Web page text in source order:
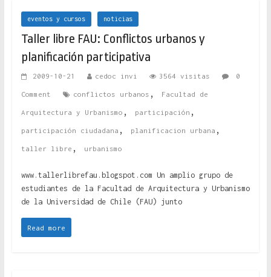
eventos y cursos noticias
Taller libre FAU: Conflictos urbanos y
planificación participativa
2009-10-21 cedoc invi 3564 visitas 0
Comment conflictos urbanos , Facultad de
Arquitectura y Urbanismo , participación ,
participación ciudadana , planificacion urbana ,
taller libre , urbanismo
www.tallerlibrefau.blogspot.com Un amplio grupo de
estudiantes de la Facultad de Arquitectura y Urbanismo
de la Universidad de Chile (FAU) junto
Read more